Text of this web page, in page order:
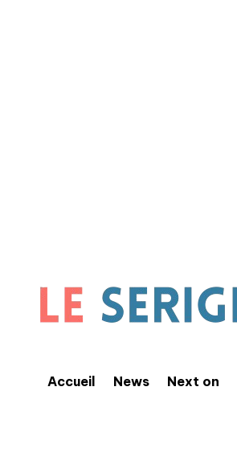
Accueil News Next on